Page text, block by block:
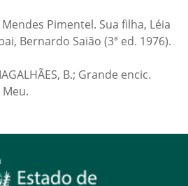
Pimentel. Sua filha, Léia
Bernardo Saião (3ª ed. 1976).
B.; Grande encic.
Meu.